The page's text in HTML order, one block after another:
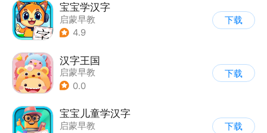
宝宝学汉字
启蒙早教
4.9
下载
汉字王国
启蒙早教
0.0
下载
宝宝儿童学汉字
启蒙早教
下载